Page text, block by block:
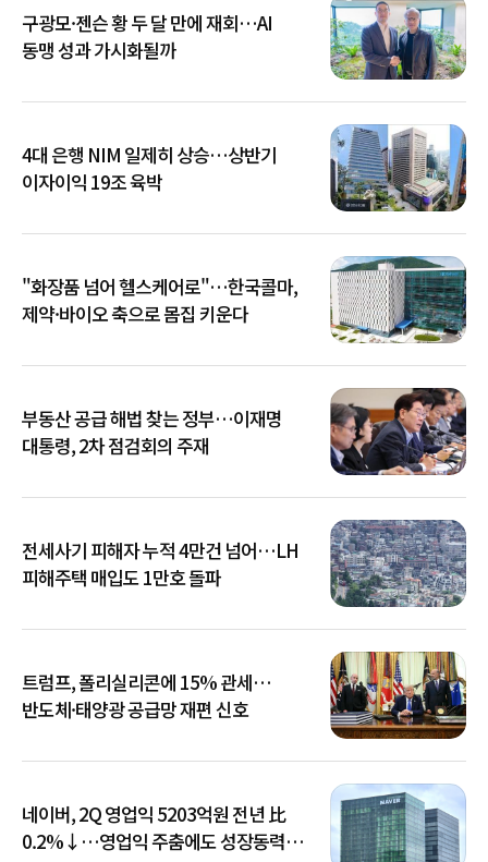
구광모·젠슨 황 두 달 만에 재회…AI
동맹 성과 가시화될까
4대 은행 NIM 일제히 상승…상반기
이자이익 19조 육박
"화장품 넘어 헬스케어로"…한국콜마,
제약·바이오 축으로 몸집 키운다
부동산 공급 해법 찾는 정부…이재명
대통령, 2차 점검회의 주재
전세사기 피해자 누적 4만건 넘어…LH
피해주택 매입도 1만호 돌파
트럼프, 폴리실리콘에 15% 관세…
반도체·태양광 공급망 재편 신호
네이버, 2Q 영업익 5203억원 전년 比
0.2%↓…영업익 주춤에도 성장동력